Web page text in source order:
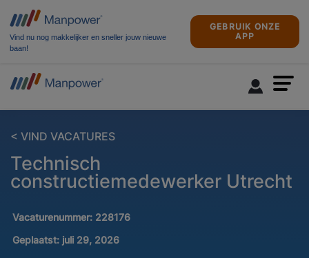
Vind nu nog makkelijker en sneller jouw nieuwe
baan!
GEBRUIK ONZE
APP
< VIND VACATURES
Technisch
constructiemedewerker Utrecht
Vacaturenummer: 228176
Geplaatst: juli 29, 2026